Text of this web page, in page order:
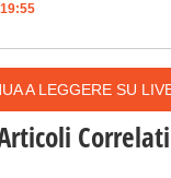
A LEGGERE SU
Correlati